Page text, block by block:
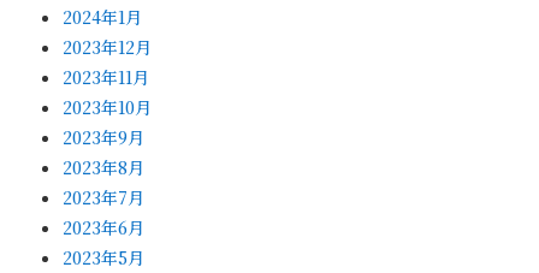
2024年1月
2023年12月
2023年11月
2023年10月
2023年9月
2023年8月
2023年7月
2023年6月
2023年5月